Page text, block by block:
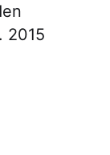
2015